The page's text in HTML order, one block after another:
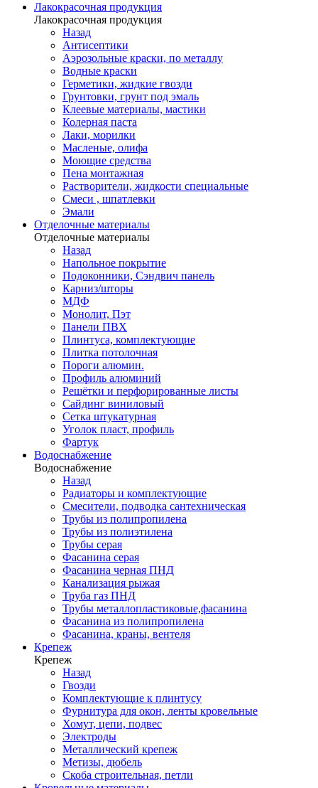
Лакокрасочная продукция
Лакокрасочная продукция
Назад
Антисептики
Аэрозольные краски, по металлу
Водные краски
Герметики, жидкие гвозди
Грунтовки, грунт под эмаль
Клеевые материалы, мастики
Колерная паста
Лаки, морилки
Масленые, олифа
Моющие средства
Пена монтажная
Растворители, жидкости специальные
Смеси , шпатлевки
Эмали
Отделочные материалы
Отделочные материалы
Назад
Напольное покрытие
Подоконники, Сэндвич панель
Карниз/шторы
МДФ
Монолит, Пэт
Панели ПВХ
Плинтуса, комплектующие
Плитка потолочная
Пороги алюмин.
Профиль алюминий
Решётки и перфорированные листы
Сайдинг виниловый
Сетка штукатурная
Уголок пласт, профиль
Фартук
Водоснабжение
Водоснабжение
Назад
Радиаторы и комплектующие
Смесители, подводка сантехническая
Трубы из полипропилена
Трубы из полиэтилена
Трубы серая
Фасанина серая
Фасанина черная ПНД
Канализация рыжая
Труба газ ПНД
Трубы металлопластиковые,фасанина
Фасанина из полипропилена
Фасанина, краны, вентеля
Крепеж
Крепеж
Назад
Гвозди
Комплектующие к плинтусу
Фурнитура для окон, ленты кровельные
Хомут, цепи, подвес
Электроды
Металлический крепеж
Метизы, дюбель
Скоба строительная, петли